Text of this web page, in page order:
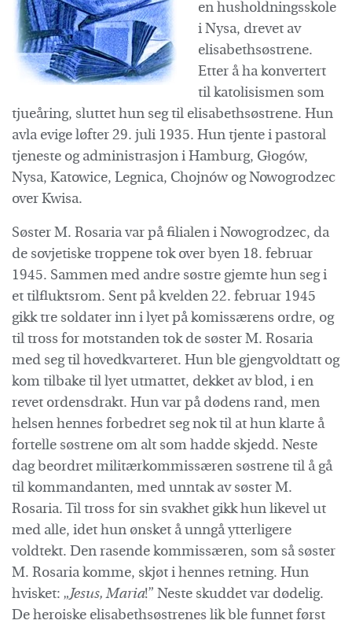
en husholdningsskole
i Nysa, drevet av
elisabethsøstrene.
Etter å ha konvertert
til katolisismen som
tjueåring, sluttet hun seg til elisabethsøstrene. Hun
avla evige løfter 29. juli 1935. Hun tjente i pastoral
tjeneste og administrasjon i Hamburg, Głogów,
Nysa, Katowice, Legnica, Chojnów og Nowogrodzec
over Kwisa.
Søster M. Rosaria var på filialen i Nowogrodzec, da
de sovjetiske troppene tok over byen 18. februar
1945. Sammen med andre søstre gjemte hun seg i
et tilfluktsrom. Sent på kvelden 22. februar 1945
gikk tre soldater inn i lyet på komissærens ordre, og
til tross for motstanden tok de søster M. Rosaria
med seg til hovedkvarteret. Hun ble gjengvoldtatt og
kom tilbake til lyet utmattet, dekket av blod, i en
revet ordensdrakt. Hun var på dødens rand, men
helsen hennes forbedret seg nok til at hun klarte å
fortelle søstrene om alt som hadde skjedd. Neste
dag beordret militærkommissæren søstrene til å gå
til kommandanten, med unntak av søster M.
Rosaria. Til tross for sin svakhet gikk hun likevel ut
med alle, idet hun ønsket å unngå ytterligere
voldtekt. Den rasende kommissæren, som så søster
M. Rosaria komme, skjøt i hennes retning. Hun
hvisket: „Jesus, Maria!” Neste skuddet var dødelig.
De heroiske elisabethsøstrenes lik ble funnet først